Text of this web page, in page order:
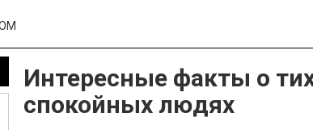
Интересные факты о
спокойных людях